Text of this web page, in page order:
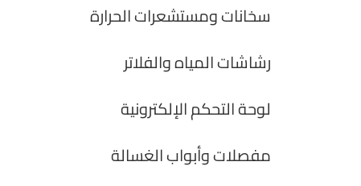
سخانات ومستشعرات الحرارة
رشاشات المياه والفلاتر
لوحة التحكم الإلكترونية
مفصلات وأبواب الغسالة